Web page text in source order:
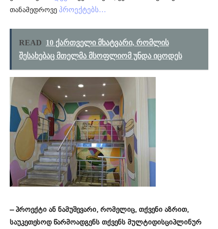
თანამედროვე პროექტებს…
READ 10 ქართველი მხატვარი, რომლის
შესახებაც მთელმა მსოფლიომ უნდა იცოდეს
– პროექტი ან ნამუშევარი, რომელიც, თქვენი აზრით,
საუკეთესოდ წარმოადგენს თქვენს მულტიდისციპლინურ